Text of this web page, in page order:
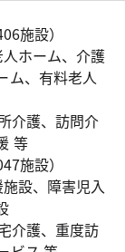
施設）
ホーム、介護
ム、有料老人
介護、訪問介
等
施設）
設、障害児入
介護、重度訪